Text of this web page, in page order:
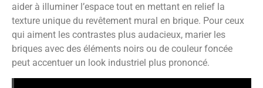
aider à illuminer l’espace tout en mettant en relief la
texture unique du revêtement mural en brique. Pour ceux
qui aiment les contrastes plus audacieux, marier les
briques avec des éléments noirs ou de couleur foncée
peut accentuer un look industriel plus prononcé.